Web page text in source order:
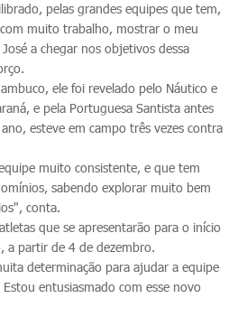
pelas grandes equipes que tem,
muito trabalho, mostrar o meu
a chegar nos objetivos dessa
ele foi revelado pelo Náutico e
e pela Portuguesa Santista antes
esteve em campo três vezes contra
muito consistente, e que tem
sabendo explorar muito bem
conta.
que se apresentarão para o início
a partir de 4 de dezembro.
determinação para ajudar a equipe
entusiasmado com esse novo